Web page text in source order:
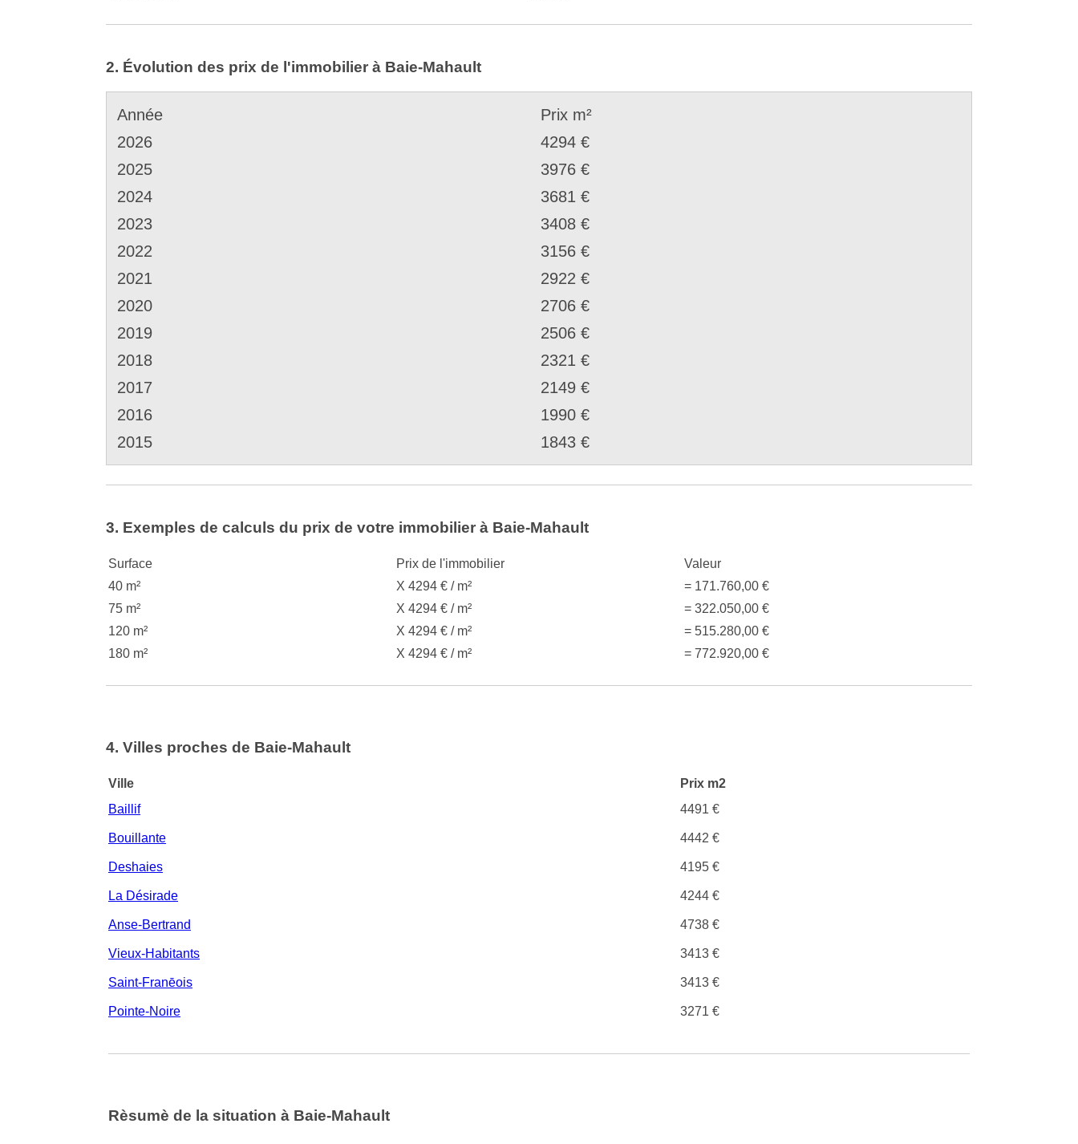
2. Évolution des prix de l'immobilier à Baie-Mahault
Année
Prix m²
2026
4294 €
2025
3976 €
2024
3681 €
2023
3408 €
2022
3156 €
2021
2922 €
2020
2706 €
2019
2506 €
2018
2321 €
2017
2149 €
2016
1990 €
2015
1843 €
3. Exemples de calculs du prix de votre immobilier à Baie-Mahault
Surface Prix de l'immobilier
Valeur
40 m²
X 4294 € / m²
= 171.760,00 €
75 m²
X 4294 € / m²
= 322.050,00 €
120 m²
X 4294 € / m²
= 515.280,00 €
180 m²
X 4294 € / m² = 772.920,00 €
4. Villes proches de Baie-Mahault
Ville
Prix m2
Baillif
4491 €
Bouillante 4442 €
Deshaies 4195 €
La Désirade 4244 €
Anse-Bertrand 4738 €
Vieux-Habitants 3413 €
Saint-Franēois 3413 €
Pointe-Noire 3271 €
Rèsumè de la situation à Baie-Mahault